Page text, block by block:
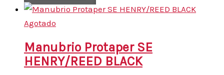
Agotado
Manubrio Protaper SE
HENRY/REED BLACK